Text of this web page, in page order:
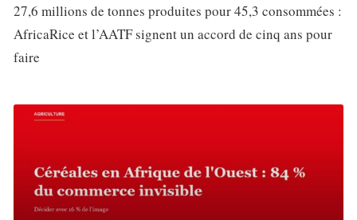
27,6 millions de tonnes produites pour 45,3 consommées :
AfricaRice et l’AATF signent un accord de cinq ans pour
faire